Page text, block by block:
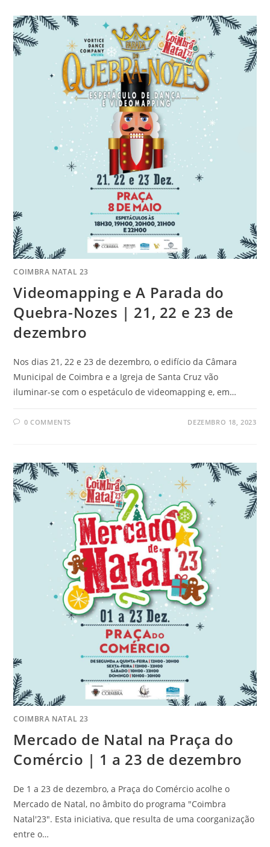
COIMBRA NATAL 23
Videomapping e A Parada do
Quebra-Nozes | 21, 22 e 23 de
dezembro
Nos dias 21, 22 e 23 de dezembro, o edifício da Câmara
Municipal de Coimbra e a Igreja de Santa Cruz vão
iluminar-se com o espetáculo de videomapping e, em…
0 COMMENTS DEZEMBRO 18, 2023
COIMBRA NATAL 23
Mercado de Natal na Praça do
Comércio | 1 a 23 de dezembro
De 1 a 23 de dezembro, a Praça do Comércio acolhe o
Mercado de Natal, no âmbito do programa "Coimbra
Natal'23". Esta iniciativa, que resulta de uma coorganização
entre o…